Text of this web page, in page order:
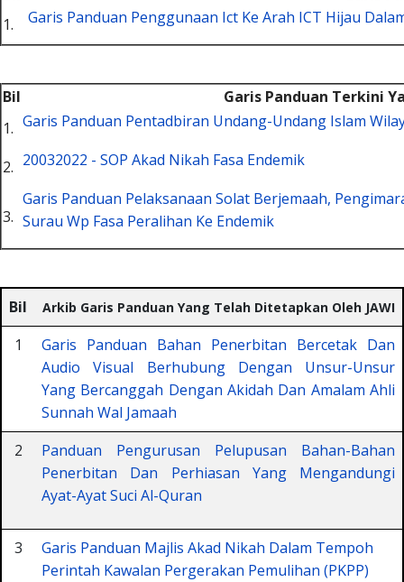
1.
Garis Panduan Penggunaan Ict Ke Arah ICT Hijau
Bil
Garis Panduan Terkini
1. Garis Panduan Pentadbiran Undang-Undang Islam
2. 20032022 - SOP Akad Nikah Fasa Endemik
3.
Garis Panduan Pelaksanaan Solat Berjemaah,
Surau Wp Fasa Peralihan Ke Endemik
Bil Arkib Garis Panduan Yang Telah Ditetapkan Oleh JAWI
1
Garis Panduan Bahan Penerbitan Bercetak Dan
Audio Visual Berhubung Dengan Unsur-Unsur
Yang Bercanggah Dengan Akidah Dan Amalam Ahli
Sunnah Wal Jamaah
2
Panduan Pengurusan Pelupusan Bahan-Bahan
Penerbitan Dan Perhiasan Yang Mengandungi
Ayat-Ayat Suci Al-Quran
3
Garis Panduan Majlis Akad Nikah Dalam Tempoh
Perintah Kawalan Pergerakan Pemulihan (PKPP)